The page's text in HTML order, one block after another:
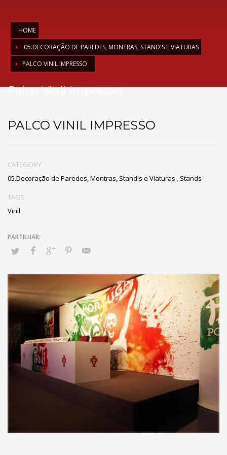
HOME
05.DECORAÇÃO DE PAREDES, MONTRAS, STAND'S E VIATURAS
PALCO VINIL IMPRESSO
Palco Vinil Impresso
PALCO VINIL IMPRESSO
CATEGORY
05.Decoração de Paredes, Montras, Stand's e Viaturas , Stands
TAGS
Vinil